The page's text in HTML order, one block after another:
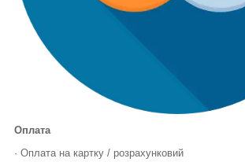
Оплата
· Оплата на картку / розрахунковий